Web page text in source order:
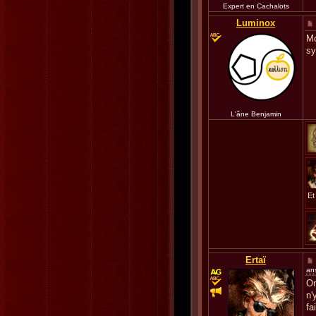
Expert en Cachalots
Luminox
L'âne Benjamin
Ertaï